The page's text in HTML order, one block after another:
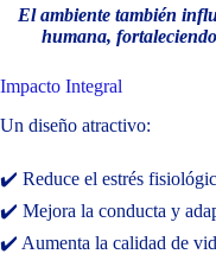
El ambiente también
humana,
Impacto Integral
Un diseño atractivo:
✔️ Reduce el estrés
✔️ Mejora la conducta y
✔️ Aumenta la calidad de